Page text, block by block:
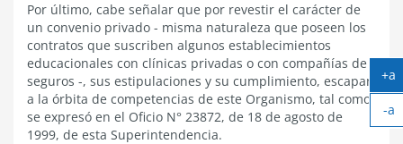
Por último, cabe señalar que por revestir el carácter de
un convenio privado - misma naturaleza que poseen los
contratos que suscriben algunos establecimientos
educacionales con clínicas privadas o con compañías de
seguros -, sus estipulaciones y su cumplimiento, escapan
a la órbita de competencias de este Organismo, tal como
se expresó en el Oficio N° 23872, de 18 de agosto de
1999, de esta Superintendencia.
+a
-a